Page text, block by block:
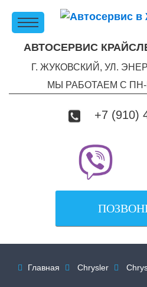
АВТОСЕРВИС
Г. ЖУКОВСКИЙ, УЛ.
МЫ РАБОТАЕМ С ПН-
+7 (910)
 Главная  Chrysler 